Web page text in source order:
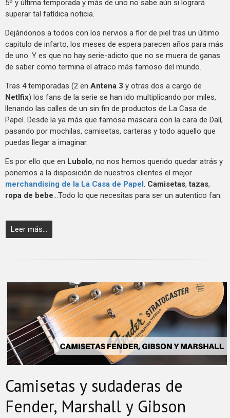
5º y última temporada y más de uno no sabe aún si logrará
superar tal fatídica noticia.
Dejándonos a todos con los nervios a flor de piel tras un último
capitulo de infarto, los meses de espera parecen años para más
de uno. Y es que no hay serie-adicto que no se muera de ganas
de saber como termina el atraco más famoso del mundo.
Tras 4 temporadas (2 en Antena 3 y otras dos a cargo de
Netlfix) los fans de la serie se han ido multiplicando por miles,
llenando las calles de un sin fin de productos de La Casa de
Papel. Desde la ya más que famosa mascara con la cara de Dalí,
pasando por mochilas, camisetas, carteras y todo aquello que
puedas llegar a imaginar.
Es por ello que en Lubolo, no nos hemos querido quedar atrás y
ponemos a la disposición de nuestros clientes el mejor
merchandising de la La Casa de Papel. Camisetas,tazas,
ropa de bebe...Todo lo que necesitas para ser un autentico fan.
Leer más...
Camisetas y sudaderas de
Fender, Marshall y Gibson